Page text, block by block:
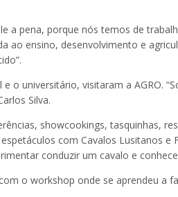
a pena, porque nós temos de
ao ensino, desenvolvimento e
universitário, visitaram a AGRO.
Silva.
showcookings, tasquinhas,
com Cavalos Lusitanos
conduzir um cavalo e
o workshop onde se aprendeu a